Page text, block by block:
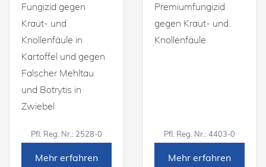
Fungizid gegen
Kraut- und
Knollenfäule in
Kartoffel und gegen
Falscher Mehltau
und Botrytis in
Zwiebel
Pfl. Reg. Nr.: 2528-0
Mehr erfahren
Premiumfungizid
gegen Kraut- und
Knollenfäule
Pfl. Reg. Nr.: 4403-0
Mehr erfahren